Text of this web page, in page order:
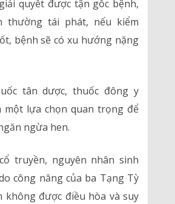
quyết được tận gốc bệnh,
thường tái phát, nếu kiểm
bệnh sẽ có xu hướng nặng
tân dược, thuốc đông y
một lựa chọn quan trọng để
ngừa hen.
truyền, nguyên nhân sinh
công năng của ba Tạng Tỳ
không được điều hòa và suy